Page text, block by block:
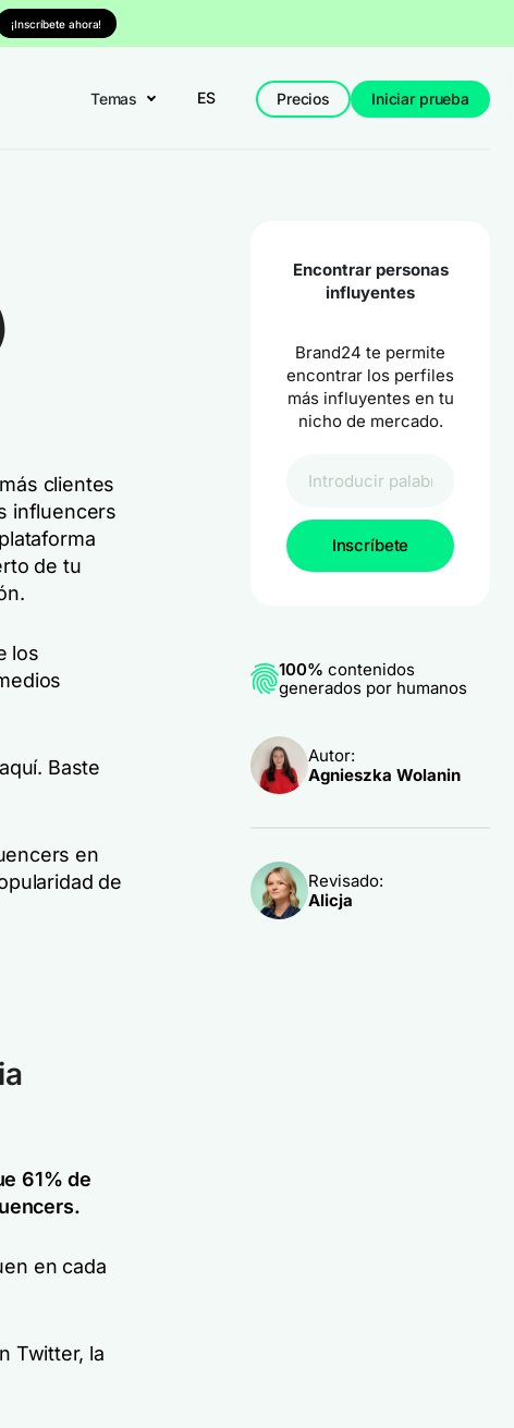
¡Inscríbete ahora!
Temas ES Precios Iniciar prueba
clientes
influencers
de tu
los
Baste
en
de
61% de
en cada
Twitter, la
Encontrar personas
influyentes
Brand24 te permite
encontrar los perfiles
más influyentes en tu
nicho de mercado.
Inscríbete
100% contenidos
generados por humanos
Autor:
Agnieszka Wolanin
Revisado:
Alicja